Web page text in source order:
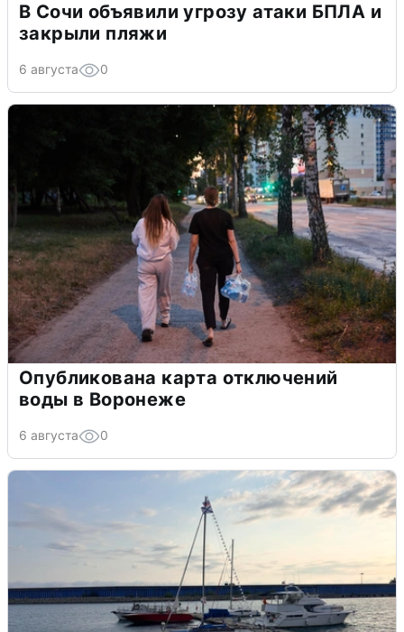
В Сочи объявили угрозу атаки БПЛА и
закрыли пляжи
6 августа 0
Опубликована карта отключений
воды в Воронеже
6 августа 0